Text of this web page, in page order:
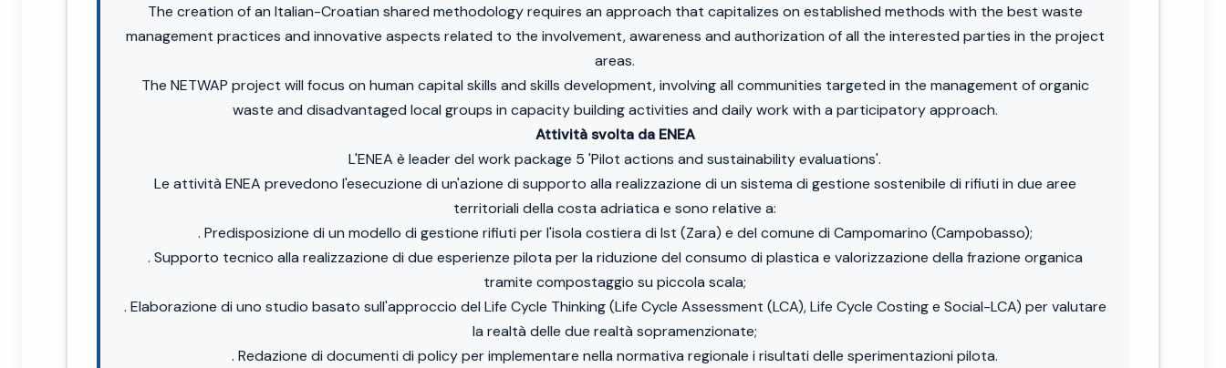
The creation of an Italian-Croatian shared methodology requires an approach that capitalizes on established methods with the best waste
management practices and innovative aspects related to the involvement, awareness and authorization of all the interested parties in the project
areas.
The NETWAP project will focus on human capital skills and skills development, involving all communities targeted in the management of organic
waste and disadvantaged local groups in capacity building activities and daily work with a participatory approach.
Attività svolta da ENEA
L'ENEA è leader del work package 5 'Pilot actions and sustainability evaluations'.
Le attività ENEA prevedono l'esecuzione di un'azione di supporto alla realizzazione di un sistema di gestione sostenibile di rifiuti in due aree
territoriali della costa adriatica e sono relative a:
. Predisposizione di un modello di gestione rifiuti per l'isola costiera di Ist (Zara) e del comune di Campomarino (Campobasso);
. Supporto tecnico alla realizzazione di due esperienze pilota per la riduzione del consumo di plastica e valorizzazione della frazione organica
tramite compostaggio su piccola scala;
. Elaborazione di uno studio basato sull'approccio del Life Cycle Thinking (Life Cycle Assessment (LCA), Life Cycle Costing e Social-LCA) per valutare
la realtà delle due realtà sopramenzionate;
. Redazione di documenti di policy per implementare nella normativa regionale i risultati delle sperimentazioni pilota.